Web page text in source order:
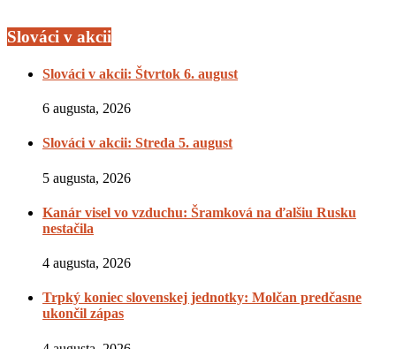
Slováci v akcii
Slováci v akcii: Štvrtok 6. august
6 augusta, 2026
Slováci v akcii: Streda 5. august
5 augusta, 2026
Kanár visel vo vzduchu: Šramková na ďalšiu Rusku
nestačila
4 augusta, 2026
Trpký koniec slovenskej jednotky: Molčan predčasne
ukončil zápas